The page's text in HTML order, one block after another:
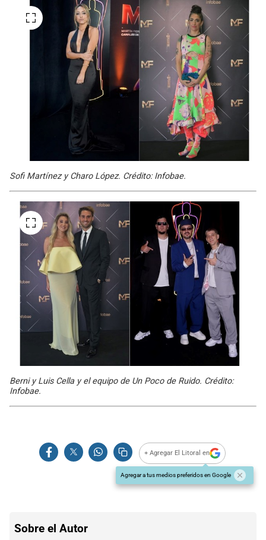
Sofi Martínez y Charo López. Crédito: Infobae.
Berni y Luis Cella y el equipo de Un Poco de Ruido. Crédito:
Infobae.
+ Agregar El Litoral en
Agregar a tus medios preferidos en Google
Sobre el Autor